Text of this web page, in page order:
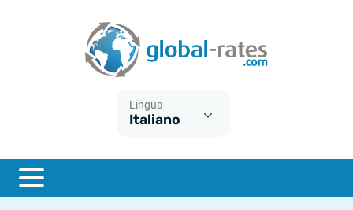
Lingua
Italiano
ESTER
Cos'è l'inflazione CPI?
Cos'è l'inflazione HICP?
Inflazione Italia
Tassi storici Euribor
Tassi storici di SONIA
Calcolatore dell’inflazione